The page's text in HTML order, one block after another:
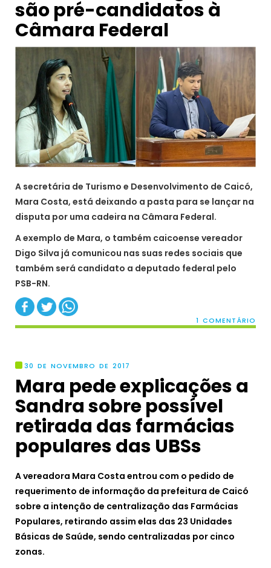
são pré-candidatos à
Câmara Federal
A secretária de Turismo e Desenvolvimento de Caicó,
Mara Costa, está deixando a pasta para se lançar na
disputa por uma cadeira na Câmara Federal.
A exemplo de Mara, o também caicoense vereador
Digo Silva já comunicou nas suas redes sociais que
também será candidato a deputado federal pelo
PSB-RN.
1 COMENTÁRIO
30 DE NOVEMBRO DE 2017
Mara pede explicações a
Sandra sobre possível
retirada das farmácias
populares das UBSs
A vereadora Mara Costa entrou com o pedido de
requerimento de informação da prefeitura de Caicó
sobre a intenção de centralização das Farmácias
Populares, retirando assim elas das 23 Unidades
Básicas de Saúde, sendo centralizadas por cinco
zonas.